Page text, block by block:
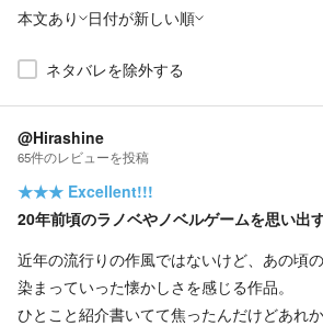
本文あり 日付が新しい順
ネタバレを除外する
@Hirashine
65件のレビューを投稿
★★★ Excellent!!!
20年前頃のラノベやノベルゲームを思い出
近年の流行りの作風ではないけど、あの頃
染まっていった懐かしさを感じる作品。
ひとこと紹介書いてて焦ったんだけどあれ